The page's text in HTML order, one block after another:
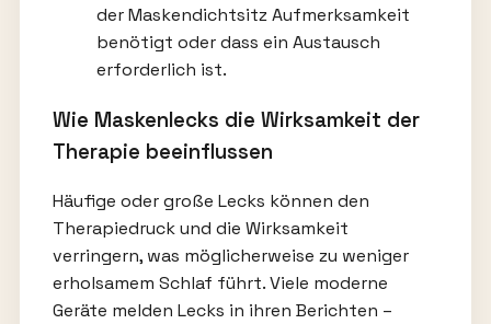
der Maskendichtsitz Aufmerksamkeit
benötigt oder dass ein Austausch
erforderlich ist.
Wie Maskenlecks die Wirksamkeit der
Therapie beeinflussen
Häufige oder große Lecks können den
Therapiedruck und die Wirksamkeit
verringern, was möglicherweise zu weniger
erholsamem Schlaf führt. Viele moderne
Geräte melden Lecks in ihren Berichten –